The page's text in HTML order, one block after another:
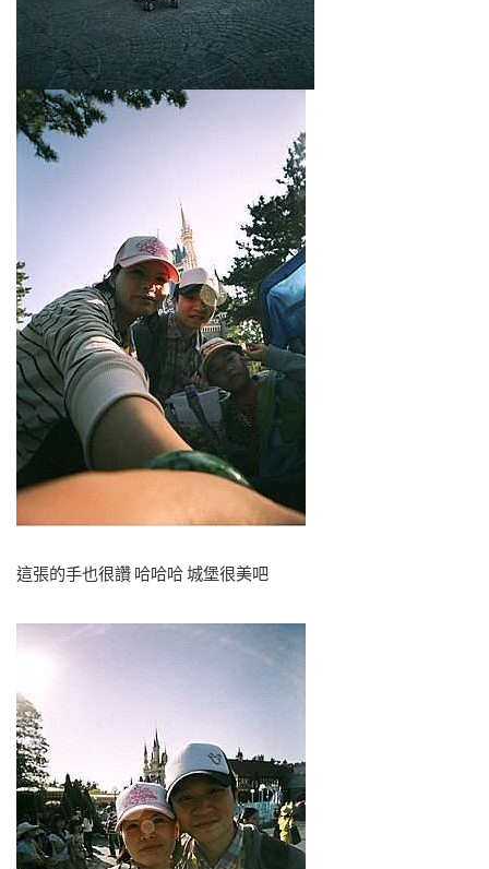
這張的手也很讚 哈哈哈 城堡很美吧